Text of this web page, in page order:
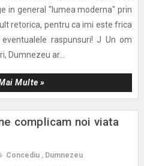
in general "lumea moderna" prin
retorica, pentru ca imi este frica
raspunsuri! J Un om
Dumnezeu ar...
Multe »
complicam noi viata
Concediu , Dumnezeu